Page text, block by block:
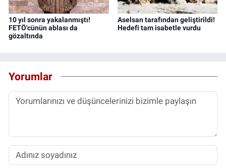
10 yıl sonra yakalanmıştı!
FETÖ'cünün ablası da
gözaltında
Aselsan tarafından geliştirildi!
Hedefi tam isabetle vurdu
Yorumlar